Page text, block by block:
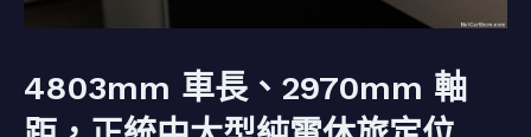
4803mm 車長、2970mm 軸